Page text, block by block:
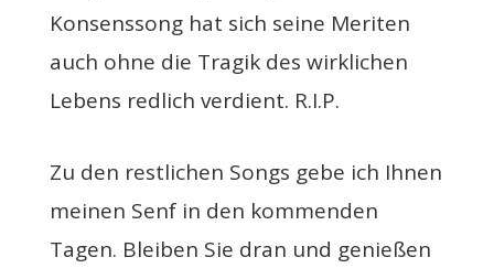
Konsenssong hat sich seine Meriten
auch ohne die Tragik des wirklichen
Lebens redlich verdient. R.I.P.
Zu den restlichen Songs gebe ich Ihnen
meinen Senf in den kommenden
Tagen. Bleiben Sie dran und genießen